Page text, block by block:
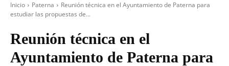
Inicio Paterna
Reunión técnica en el Ayuntamiento de Paterna para
estudiar las propuestas de...
Reunión técnica en el
Ayuntamiento de Paterna para